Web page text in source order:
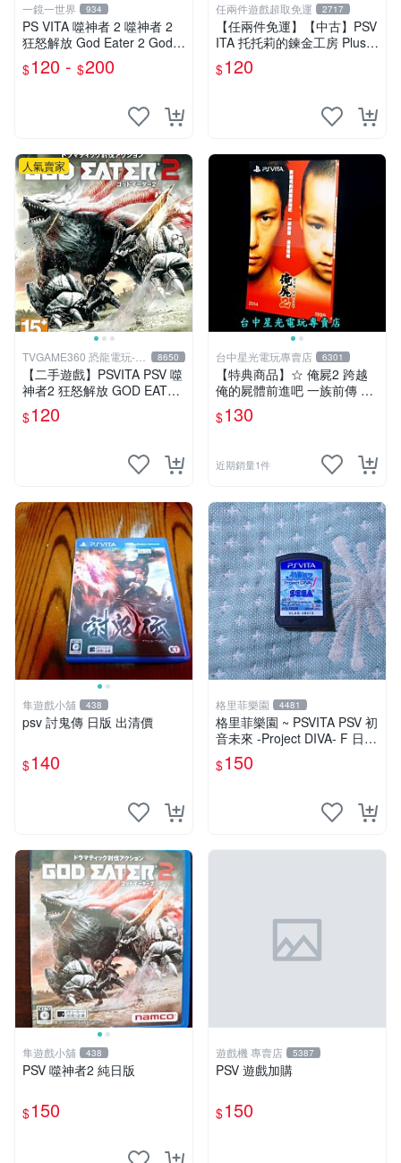
一鏡一世界 934
PS VITA 噬神者 2 噬神者 2
狂怒解放 God Eater 2 God E
ater 2 Rage Burst
$120 - $200
任兩件遊戲超取免運 2717
【任兩件免運】【中古】PSV
ITA 托托莉的鍊金工房 Plus
亞蘭德的鍊金術士2 日文版
$120
人氣賣家
TVGAME360 恐龍電玩-台
中店
8650
【二手遊戲】PSVITA PSV 噬
神者2 狂怒解放 GOD EATER
2 RAGE BURST 日文版 台中
恐龍電玩
$120
台中星光電玩專賣店 6301
【特典商品】☆ 俺屍2 跨越
俺的屍體前進吧 一族前傳 漫
畫特輯 ☆全新品【不含遊戲
軟體】台中星光電玩
$130
近期銷量1件
隼遊戲小舖 438
psv 討鬼傳 日版 出清價
$140
格里菲樂園 4481
格里菲樂園 ~ PSVITA PSV 初
音未來 -Project DIVA- F 日版
裸卡
$150
隼遊戲小舖 438
PSV 噬神者2 純日版
$150
遊戲機 專賣店 5387
PSV 遊戲加購
$150